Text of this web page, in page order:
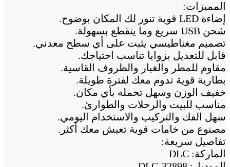
المميزات:
إضاءة LED قوية تنور لك المكان بوضوح.
شحن USB سريع وما ينقطع بسهولة.
تصميم مغناطيسي يثبت على أي سطح معدني.
قابل للتعديل بزوايا تناسب احتياجك.
مقاوم للمطر والغبار والظروف القاسية.
بطارية قوية تدوم معك لفترة طويلة.
خفيف الوزن وسهل تحمله بأي مكان.
مناسب للبيت والرحلات والطوارئ.
سهل الفك والتركيب والاستخدام اليومي.
مصنوع من خامات قوية تعيش معك أكثر.
تفاصيل سريعة:
الماركة: DLC